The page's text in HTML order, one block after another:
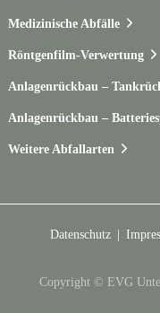
Medizinische Abfälle
Röntgenfilm-Verwertung
Anlagenrückbau –
Anlagenrückbau –
Weitere Abfallarten
Datenschutz
Copyright © EVG